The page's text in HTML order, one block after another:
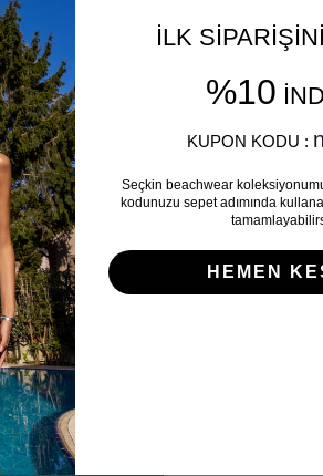
İLK
%10
KUPON KODU :
Seçkin beachwear
kodunuzu sepet adımında
HEMEN